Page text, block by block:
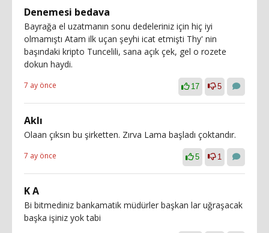
Denemesi bedava
Bayrağa el uzatmanın sonu dedeleriniz için hiç iyi
olmamıştı Atam ilk uçan şeyhi icat etmişti Thy' nin
başındaki kripto Tuncelili, sana açık çek, gel o rozete
dokun haydi.
7 ay önce 17 5
Aklı
Olaan çıksın bu şirketten. Zırva Lama başladı çoktandır.
7 ay önce 5 1
K A
Bi bitmediniz bankamatik müdürler başkan lar uğraşacak
başka işiniz yok tabi